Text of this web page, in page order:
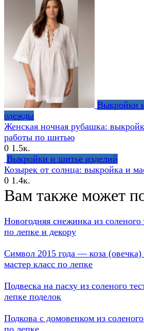
Выкройки
одежды
Женская ночная рубашка:
работы по шитью
0 1.5к.
Выкройки и шитье изделий
Козырек от солнца: выкройка и
0 1.4к.
Вам также может
Новогодняя снежинка из соленого
по лепке и декору
Символ 2015 года — коза (овечка)
мастер класс по лепке
Подвеска на пасху из соленого
лепке поделок
Подкова с домовенком из
по лепке